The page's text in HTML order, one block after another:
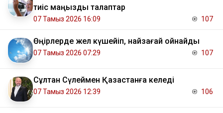
тиіс маңызды талаптар
07 Тамыз 2026 16:09 107
Өңірлерде жел күшейіп, найзағай ойнайды
07 Тамыз 2026 07:29 107
Сұлтан Сүлеймен Қазақстанға келеді
07 Тамыз 2026 12:39 106